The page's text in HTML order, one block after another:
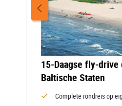
15-Daagse fly-drive
Baltische Staten
Complete rondreis op